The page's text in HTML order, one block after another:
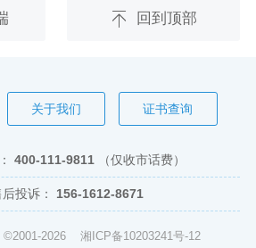
回到顶部
关于我们 证书查询
400-111-9811 （仅收市话费）
投诉： 156-1612-8671
©2001-2026 湘ICP备10203241号-12